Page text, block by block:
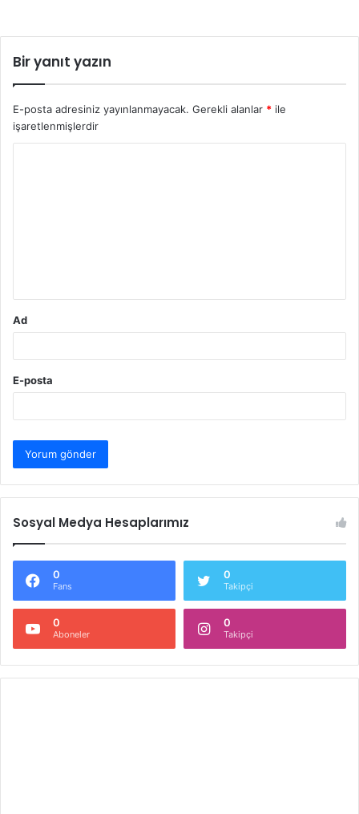
Bir yanıt yazın
E-posta adresiniz yayınlanmayacak. Gerekli alanlar * ile
işaretlenmişlerdir
Ad
E-posta
Sosyal Medya Hesaplarımız
0
Fans
0
Takipçi
0
Aboneler
0
Takipçi